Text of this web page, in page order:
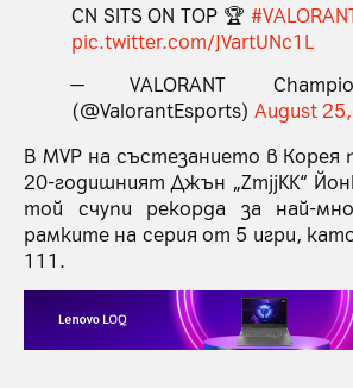
CN SITS ON TOP 🏆
pic.twitter.com/JVartUNc1L
— VALORANT
(@ValorantEsports) August
В MVP на състезанието в Корея
20-годишният Джън „ZmjjKK“
той счупи рекорда за най-
рамките на серия от 5 игри,
111.